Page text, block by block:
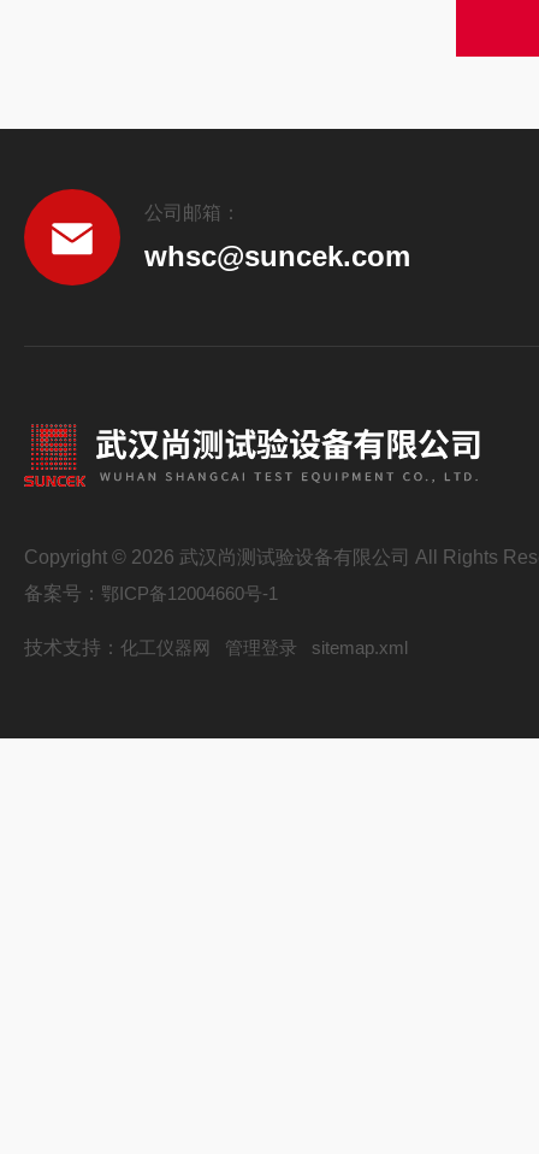
公司邮箱：
whsc@suncek.com
Copyright © 2026 武汉尚测试验设备有限公司 All Rights
备案号： 鄂ICP备12004660号-1
技术支持： 化工仪器网 管理登录 sitemap.xml